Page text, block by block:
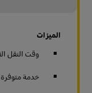
الميزات
وقت النقل
خدمة متوفرة